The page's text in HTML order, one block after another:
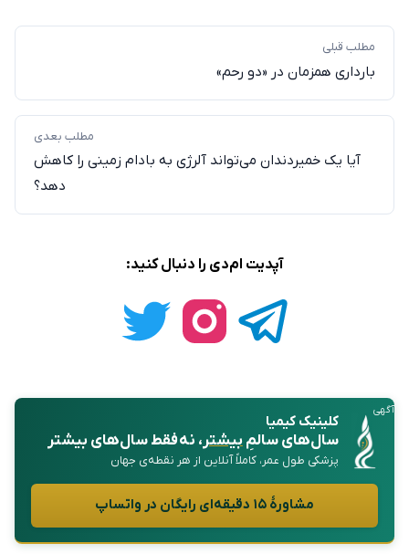
مطلب قبلی
بارداری همزمان در «دو رحم»
مطلب بعدی
آیا یک خمیردندان می‌تواند آلرژی به بادام زمینی را کاهش
دهد؟
آپدیت ام‌دی را دنبال کنید:
آگهی
کلینیک کیمیا
سال‌های سالمِبیشتر، نه فقط سال‌های بیشتر
پزشکی طول عمر، کاملاً آنلاین از هر نقطه‌ی جهان
مشاورهٔ ۱۵ دقیقه‌ای رایگان در واتساپ